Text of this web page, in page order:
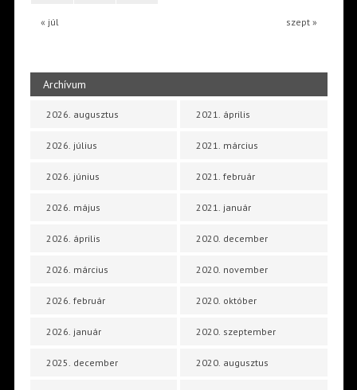
« júl szept »
Archívum
2026. augusztus
2026. július
2026. június
2026. május
2026. április
2026. március
2026. február
2026. január
2025. december
2021. április
2021. március
2021. február
2021. január
2020. december
2020. november
2020. október
2020. szeptember
2020. augusztus